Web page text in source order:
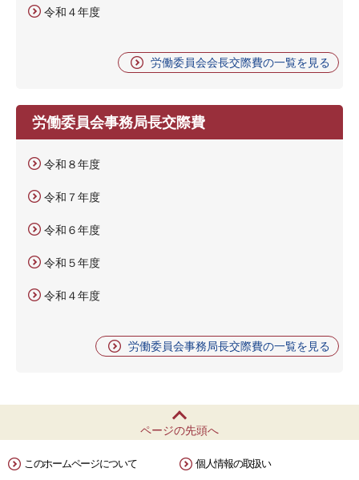
令和４年度
労働委員会会長交際費の一覧を見る
労働委員会事務局長交際費
令和８年度
令和７年度
令和６年度
令和５年度
令和４年度
労働委員会事務局長交際費の一覧を見る
ページの先頭へ
このホームページについて 個人情報の取扱い